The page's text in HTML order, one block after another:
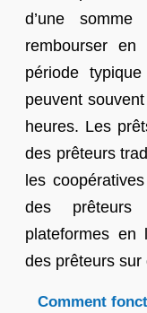
d’une
rembourser en
période
peuvent
heures. Les
des prêteurs
les
des prêteurs
plateformes en
des prêteurs sur
Comment